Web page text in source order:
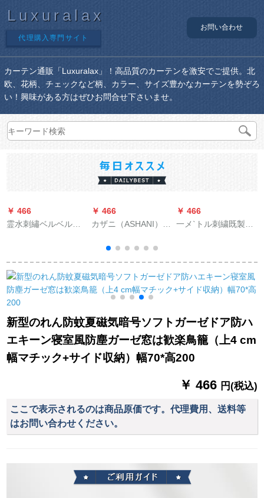
Luxuralax
代理購入専門サイト
お問い合わせ
カーテン通販「Luxuralax」！高品質のカーテンを激安でご提供。北
欧、花柄、チェックなど柄、カラー、サイズ豊かなカーテンを勢ぞろ
い！興味がある方はぜひお問合せ下さいませ。
￥ 466
霊水刺繡ベルベルベ
ンズ风の无いつぎわ
わわ厚手カーリング
寝室书房出窓既制カ
ーターテーテテンン
ンライトブルー+米色
のつぼ
￥ 466
カザニ（ASHANI）オ
光カーリング新中国
式ビエング寝室茶室
ヨガムオーオーオー
オーストリア花舞う
蝶优雅小森系図B
0025-森系花卉纱/オ
カーン
￥ 466
一メ`トル刺繍既製の
ダカーディィ遮光布
晨露合香3号色布カー
ディック
新型のれん防蚊夏磁気暗号ソフトガーゼドア防ハ
エキーン寝室風防塵ガーゼ窓は歓楽鳥籠（上4 cm
幅マチック+サイド収納）幅70*高200
￥ 466 円(税込)
ここで表示されるのは商品原価です。代理費用、送料等
はお問い合わせください。